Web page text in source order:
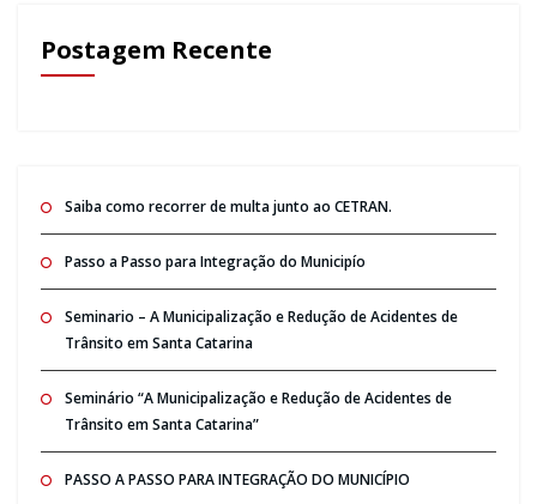
Postagem Recente
Saiba como recorrer de multa junto ao CETRAN.
Passo a Passo para Integração do Municipío
Seminario – A Municipalização e Redução de Acidentes de
Trânsito em Santa Catarina
Seminário “A Municipalização e Redução de Acidentes de
Trânsito em Santa Catarina”
PASSO A PASSO PARA INTEGRAÇÃO DO MUNICÍPIO